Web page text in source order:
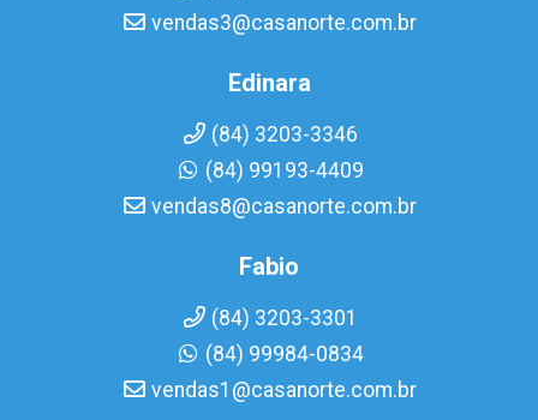
vendas3@casanorte.com.br
Edinara
(84) 3203-3346
(84) 99193-4409
vendas8@casanorte.com.br
Fabio
(84) 3203-3301
(84) 99984-0834
vendas1@casanorte.com.br